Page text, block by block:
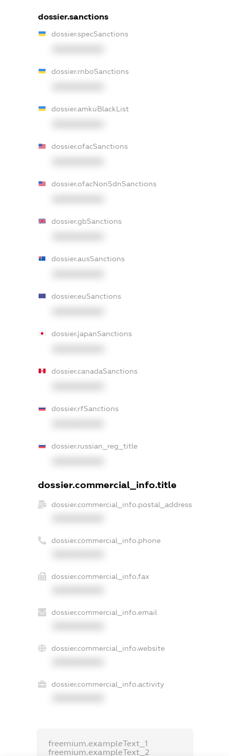
dossier.sanctions
dossier.specSanctions
dossier.rnboSanctions
dossier.amkuBlackList
dossier.ofacSanctions
dossier.ofacNonSdnSanctions
dossier.gbSanctions
dossier.ausSanctions
dossier.euSanctions
dossier.japanSanctions
dossier.canadaSanctions
dossier.rfSanctions
dossier.russian_reg_title
dossier.commercial_info.title
dossier.commercial_info.postal_address
dossier.commercial_info.phone
dossier.commercial_info.fax
dossier.commercial_info.email
dossier.commercial_info.website
dossier.commercial_info.activity
freemium.exampleText_1
freemium.exampleText_2